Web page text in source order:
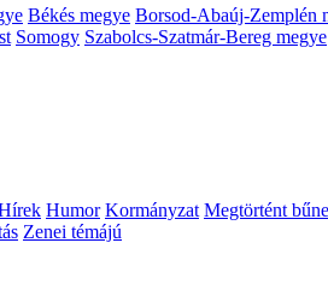
Békés megye Borsod-Abaúj-Zemplén
Somogy Szabolcs-Szatmár-Bereg megye
Humor Kormányzat Megtörtént
Zenei témájú